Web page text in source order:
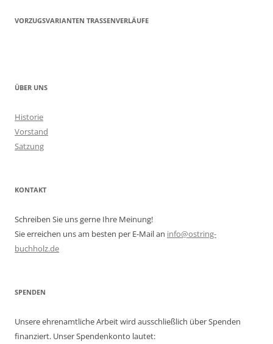
VORZUGSVARIANTEN TRASSENVERLÄUFE
ÜBER UNS
Historie
Vorstand
Satzung
KONTAKT
Schreiben Sie uns gerne Ihre Meinung!
Sie erreichen uns am besten per E-Mail an info@ostring-
buchholz.de
SPENDEN
Unsere ehrenamtliche Arbeit wird ausschließlich über Spenden
finanziert. Unser Spendenkonto lautet: